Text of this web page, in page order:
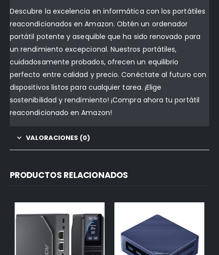
Descubre la excelencia en informática con los portátiles
reacondicionados en Amazon. Obtén un ordenador
portátil potente y asequible que ha sido renovado para
un rendimiento excepcional. Nuestros portátiles,
cuidadosamente probados, ofrecen un equilibrio
perfecto entre calidad y precio. Conéctate al futuro con
dispositivos listos para cualquier tarea. ¡Elige
sostenibilidad y rendimiento! ¡Compra ahora tu portátil
reacondicionado en Amazon!
VALORACIONES (0)
PRODUCTOS RELACIONADOS